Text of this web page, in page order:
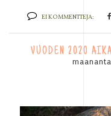
EI KOMMENTTEJA:
VUODEN 2020